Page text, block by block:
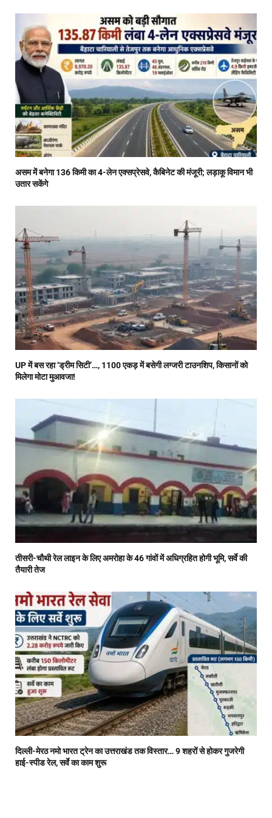
असम में बनेगा 136 किमी का 4-लेन एक्सप्रेसवे, कैबिनेट की मंजूरी; लड़ाकू विमान भी
उतार सकेंगे
UP में बस रहा ‘ड्रीम सिटी’…, 1100 एकड़ में बसेगी लग्जरी टाउनशिप, किसानों को
मिलेगा मोटा मुआवजा!
तीसरी-चौथी रेल लाइन के लिए अमरोहा के 46 गांवों में अधिग्रहित होगी भूमि, सर्वे की
तैयारी तेज
दिल्ली-मेरठ नमो भारत ट्रेन का उत्तराखंड तक विस्तार… 9 शहरों से होकर गुजरेगी
हाई-स्पीड रेल, सर्वे का काम शुरू